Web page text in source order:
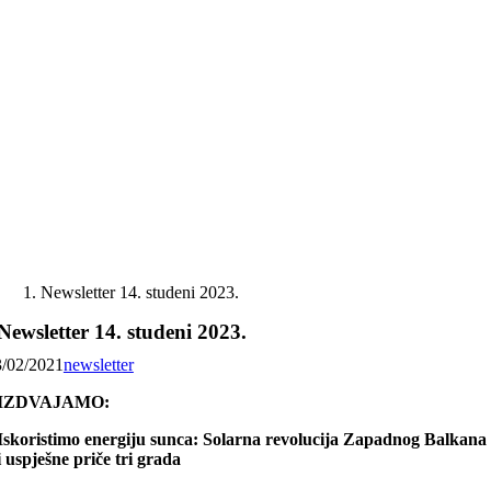
Newsletter 14. studeni 2023.
14. studeni 2023.
02/2021newsletter
energiju sunca: Solarna revolucija Zapadnog Balkana
uspješne priče tri grada